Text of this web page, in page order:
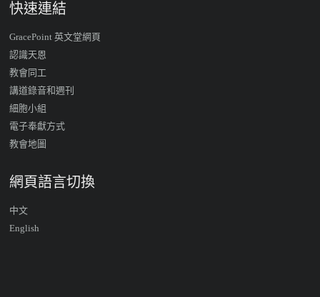
快速連結
GracePoint 英文堂網頁
認識天恩
教會同工
講道錄音和週刊
細胞小組
電子奉獻方式
教會地圖
網頁語言切換
中文
English